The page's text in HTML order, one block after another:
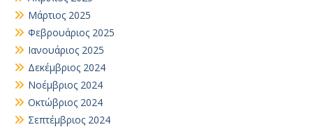
Μάρτιος 2025
Φεβρουάριος 2025
Ιανουάριος 2025
Δεκέμβριος 2024
Νοέμβριος 2024
Οκτώβριος 2024
Σεπτέμβριος 2024